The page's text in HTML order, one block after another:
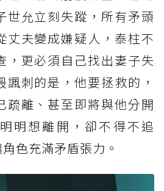
世允立刻失蹤，所有矛頭
丈夫變成嫌疑人，泰柱不
，更必須自己找出妻子失
諷刺的是，他要拯救的，
疏離、甚至即將與他分開
明想離開，卻不得不追
色充滿矛盾張力。